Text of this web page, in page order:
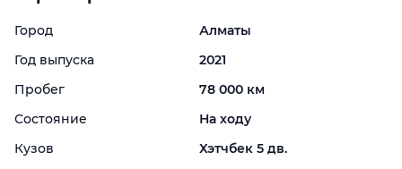
Город
Алматы
Год выпуска
2021
Пробег
78 000 км
Состояние
На ходу
Кузов
Хэтчбек 5 дв.